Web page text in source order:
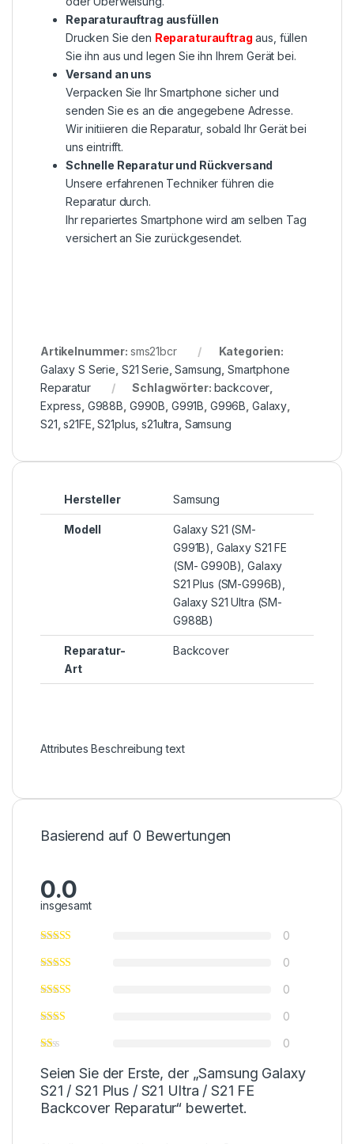
Reparaturauftrag ausfüllen
Drucken Sie den Reparaturauftrag aus, füllen
Sie ihn aus und legen Sie ihn Ihrem Gerät bei.
Versand an uns
Verpacken Sie Ihr Smartphone sicher und
senden Sie es an die angegebene Adresse.
Wir initiieren die Reparatur, sobald Ihr Gerät bei
uns eintrifft.
Schnelle Reparatur und Rückversand
Unsere erfahrenen Techniker führen die
Reparatur durch.
Ihr repariertes Smartphone wird am selben Tag
versichert an Sie zurückgesendet.
Artikelnummer: sms21bcr
Kategorien:
Galaxy S Serie S21 Serie ,Samsung ,Smartphone
Reparatur
Schlagwörter: backcover
Express G988B G990B G991B G996B Galaxy
S21 ,s21FE ,S21plus ,s21ultra Samsung
Hersteller Samsung
Modell
Galaxy S21 (SM-
G991B), Galaxy S21 FE
(SM- G990B), Galaxy
S21 Plus (SM-G996B),
Galaxy S21 Ultra (SM-
G988B)
Reparatur-
Art
Backcover
Attributes Beschreibung text
Basierend auf 0 Bewertungen
0.0
insgesamt
0
0
0
0
0
Seien Sie der Erste, der „Samsung Galaxy
S21 / S21 Plus / S21 Ultra / S21 FE
Backcover Reparatur“ bewertet.